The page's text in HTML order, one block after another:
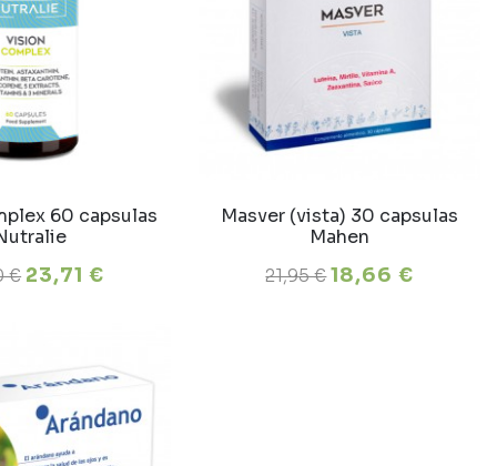
60 capsulas
€ 23,71 €
Masver (vista) 30 capsulas
Mahen
21,95 €18,66 €